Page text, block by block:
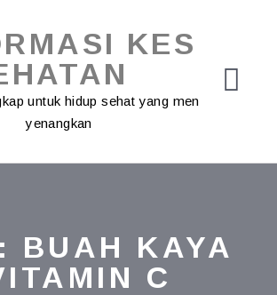
KES
untuk hidup sehat yang men
yenangkan
BUAH KAYA
C